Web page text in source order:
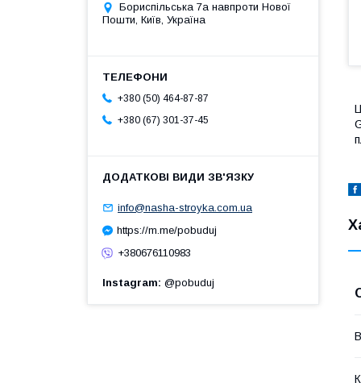
Бориспільська 7а навпроти Нової
Пошти, Київ, Україна
+380 (50) 464-87-87
+380 (67) 301-37-45
info@nasha-stroyka.com.ua
https://m.me/pobuduj
+380676110983
Instagram @pobuduj